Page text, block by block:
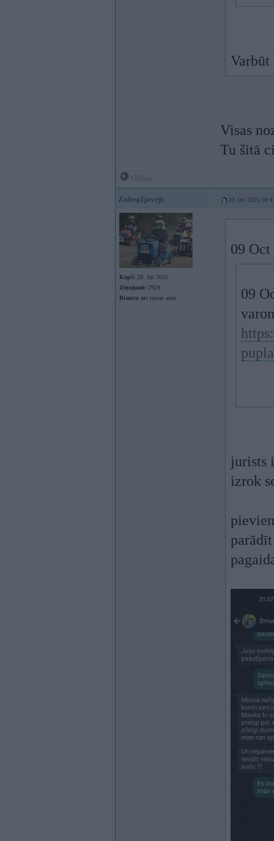
Visas
Tu šitā
Zalespljavejs 10. Oct 2025,
Kopš: 28. Jul 2015
Ziņojumi: 2924
Braucu ar: tautas auto
09
09
jurists
izrok